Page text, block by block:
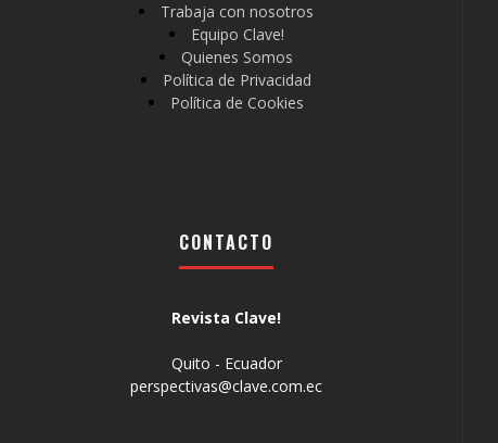
Trabaja con nosotros
Equipo Clave!
Quienes Somos
Política de Privacidad
Política de Cookies
CONTACTO
Revista Clave!
Quito - Ecuador
perspectivas@clave.com.ec